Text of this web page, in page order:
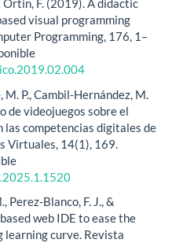
Ortin, F. (2019). A didactic
visual programming
Programming, 176, 1–
M. P., Cambil-Hernández, M.
de videojuegos sobre el
las competencias digitales de
Virtuales, 14(1), 169.
Perez-Blanco, F. J., &
web IDE to ease the
curve. Revista